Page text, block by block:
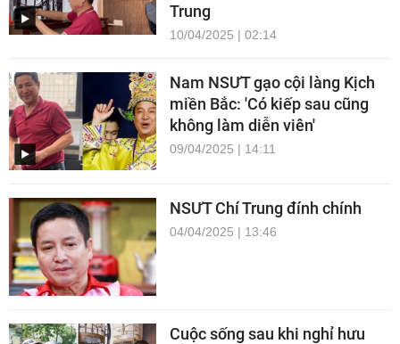
Trung
10/04/2025 | 02:14
Nam NSƯT gạo cội làng Kịch
miền Bắc: 'Có kiếp sau cũng
không làm diễn viên'
09/04/2025 | 14:11
NSƯT Chí Trung đính chính
04/04/2025 | 13:46
Cuộc sống sau khi nghỉ hưu